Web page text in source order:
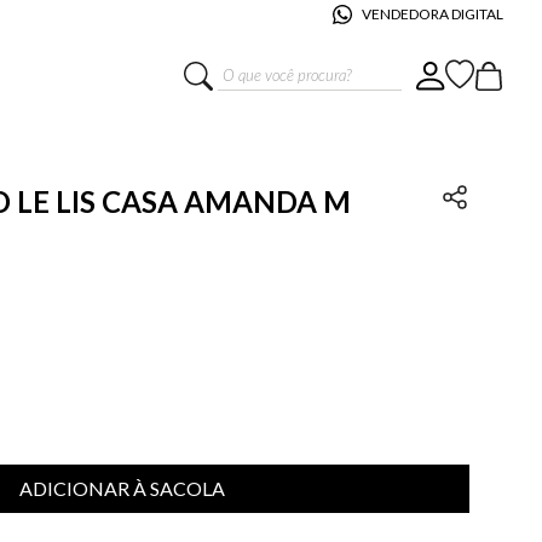
VENDEDORA DIGITAL
O que você procura?
LE LIS CASA AMANDA M
ADICIONAR À SACOLA